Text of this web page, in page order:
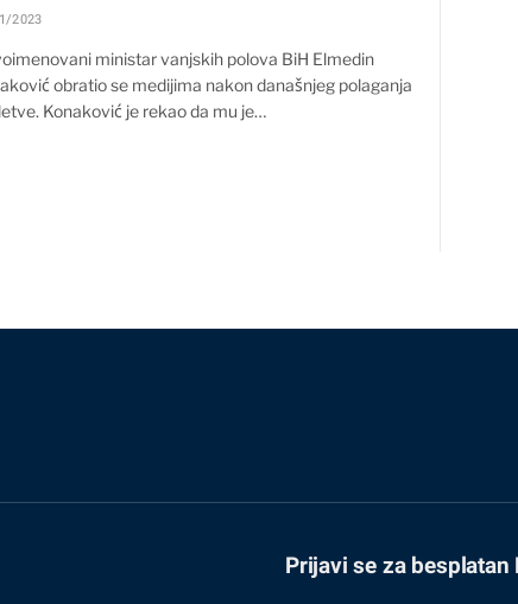
2023
ministar vanjskih polova BiH Elmedin
obratio se medijima nakon današnjeg polaganja
Konaković je rekao da mu je…
Prijavi se za besplatan